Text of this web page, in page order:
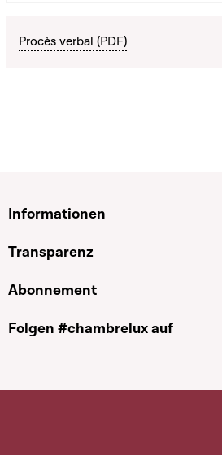
Procès verbal (PDF)
Informationen
Transparenz
Abonnement
Folgen #chambrelux auf